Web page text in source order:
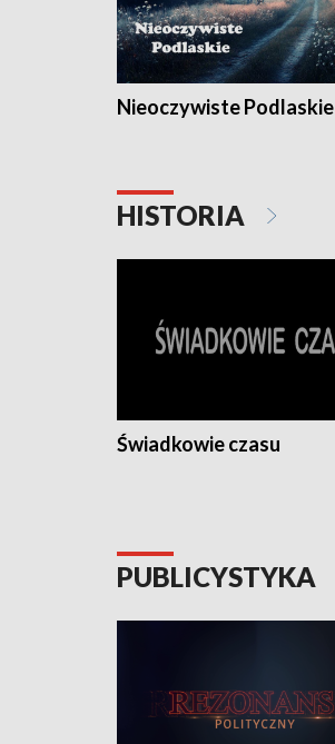
Nieoczywiste Podlaskie
HISTORIA
Świadkowie czasu
PUBLICYSTYKA